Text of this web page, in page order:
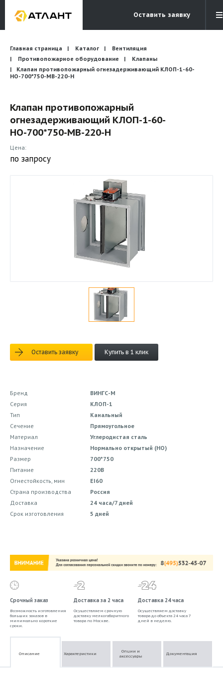
Оставить заявку
Электронная почта
info@atlantcompany.ru
Бесплатный звонок
8 (495) 532-45-07
Бренды
Каталоги
Бланки запросов
Главная страница Каталог
Вентиляция
Противопожарное оборудование
Клапаны
Клапан противопожарный огнезадерживающий КЛОП-1-60-
НО-700*750-МВ-220-H
Клапан противопожарный
огнезадерживающий КЛОП-1-60-
НО-700*750-МВ-220-H
Цена:
по запросу
Оставить заявку Купить в 1 клик
Бренд
ВИНГС-М
Серия
КЛОП-1
Тип
Канальный
Сечение
Прямоугольное
Материал
Углеродистая сталь
Назначение
Нормально открытый (НО)
Размер
700*750
Питание
220В
Огнестойкость, мин
EI60
Страна производства
Россия
Доставка
24 часа/7 дней
Срок изготовления
5 дней
Срочный заказ
Возможность изготовления
больших заказов в
минимально короткие
сроки.
Доставка за 2 часа
Осуществляем срочную
доставку мелкогабаритного
товара по Москве.
Доставка 24 часа
Осуществляем доставку
товара до объекта 24 часа 7
дней в неделю.
Описание Характеристики
Опции и
аксессуары
Документация